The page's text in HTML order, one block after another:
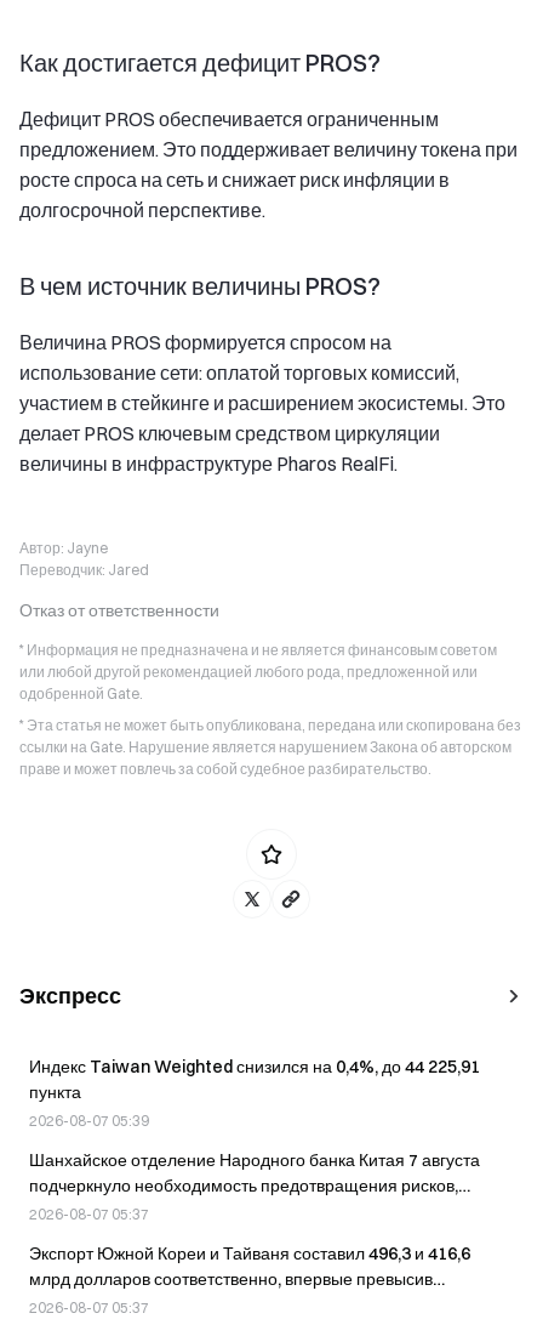
Как достигается дефицит PROS?
Дефицит PROS обеспечивается ограниченным
предложением. Это поддерживает величину токена при
росте спроса на сеть и снижает риск инфляции в
долгосрочной перспективе.
В чем источник величины PROS?
Величина PROS формируется спросом на
использование сети: оплатой торговых комиссий,
участием в стейкинге и расширением экосистемы. Это
делает PROS ключевым средством циркуляции
величины в инфраструктуре Pharos RealFi.
Автор: Jayne
Переводчик: Jared
Отказ от ответственности
* Информация не предназначена и не является финансовым советом
или любой другой рекомендацией любого рода, предложенной или
одобренной Gate.
* Эта статья не может быть опубликована, передана или скопирована без
ссылки на Gate. Нарушение является нарушением Закона об авторском
праве и может повлечь за собой судебное разбирательство.
Экспресс
Индекс Taiwan Weighted снизился на 0,4%, до 44 225,91
пункта
2026-08-07 05:39
Шанхайское отделение Народного банка Китая 7 августа
подчеркнуло необходимость предотвращения рисков,
связанных с виртуальными валютами
2026-08-07 05:37
Экспорт Южной Кореи и Тайваня составил 496,3 и 416,6
млрд долларов соответственно, впервые превысив
показатель Японии в первом полугодии 2026 года.
2026-08-07 05:37